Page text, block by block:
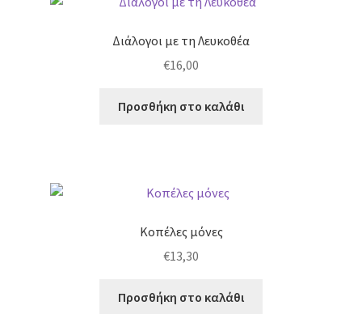
Διάλογοι με τη Λευκοθέα
€16,00
Προσθήκη στο καλάθι
Κοπέλες μόνες
€13,30
Προσθήκη στο καλάθι